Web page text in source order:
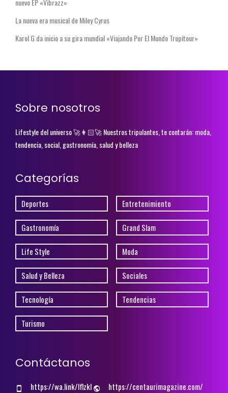
nuevo EP «Vibrazz»
La nueva era musical de Miley Cyrus
Karol G da inicio a su gira mundial «Viajando Por El Mundo Tropitour»
Sobre nosotros
Lifestyle del universo 🚀👩🏻‍🚀 Nuestros tripulantes, te contarán: moda,
tendencia, social, gastronomía, salud y belleza
Categorías
Deportes Entretenimiento
Gastronomía Grand Slam
Life Style Moda
Salud y Belleza Sociales
Tecnología Tendencias
Turismo
Contáctanos
https://wa.link/lflzkl https://centaurimagazine.com/